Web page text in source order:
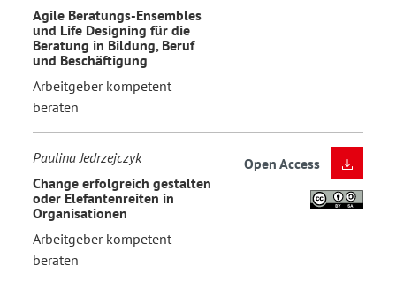
Agile Beratungs-Ensembles
und Life Designing für die
Beratung in Bildung, Beruf
und Beschäftigung
Arbeitgeber kompetent
beraten
Paulina Jedrzejczyk
Change erfolgreich gestalten
oder Elefantenreiten in
Organisationen
Arbeitgeber kompetent
beraten
Open Access